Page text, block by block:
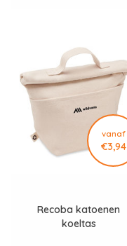
vanaf
€3,94
Recoba katoenen
koeltas